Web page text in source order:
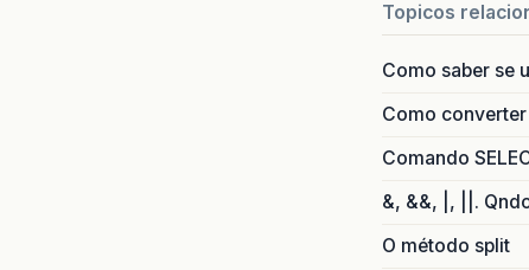
Topicos
Como saber se
Como
Comando
&, &&, |, ||.
O método split